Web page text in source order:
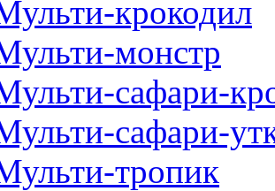
крокодил
монстр
сафари-
сафари-
тропик